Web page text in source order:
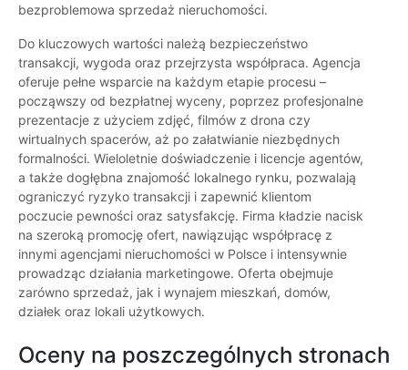
bezproblemowa sprzedaż nieruchomości.
Do kluczowych wartości należą bezpieczeństwo
transakcji, wygoda oraz przejrzysta współpraca. Agencja
oferuje pełne wsparcie na każdym etapie procesu –
począwszy od bezpłatnej wyceny, poprzez profesjonalne
prezentacje z użyciem zdjęć, filmów z drona czy
wirtualnych spacerów, aż po załatwianie niezbędnych
formalności. Wieloletnie doświadczenie i licencje agentów,
a także dogłębna znajomość lokalnego rynku, pozwalają
ograniczyć ryzyko transakcji i zapewnić klientom
poczucie pewności oraz satysfakcję. Firma kładzie nacisk
na szeroką promocję ofert, nawiązując współpracę z
innymi agencjami nieruchomości w Polsce i intensywnie
prowadząc działania marketingowe. Oferta obejmuje
zarówno sprzedaż, jak i wynajem mieszkań, domów,
działek oraz lokali użytkowych.
Oceny na poszczególnych stronach